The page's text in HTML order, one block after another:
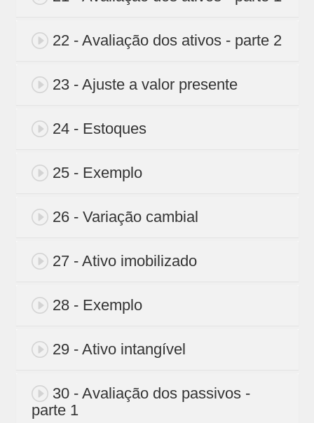
22 - Avaliação dos ativos - parte 2
23 - Ajuste a valor presente
24 - Estoques
25 - Exemplo
26 - Variação cambial
27 - Ativo imobilizado
28 - Exemplo
29 - Ativo intangível
30 - Avaliação dos passivos -
parte 1